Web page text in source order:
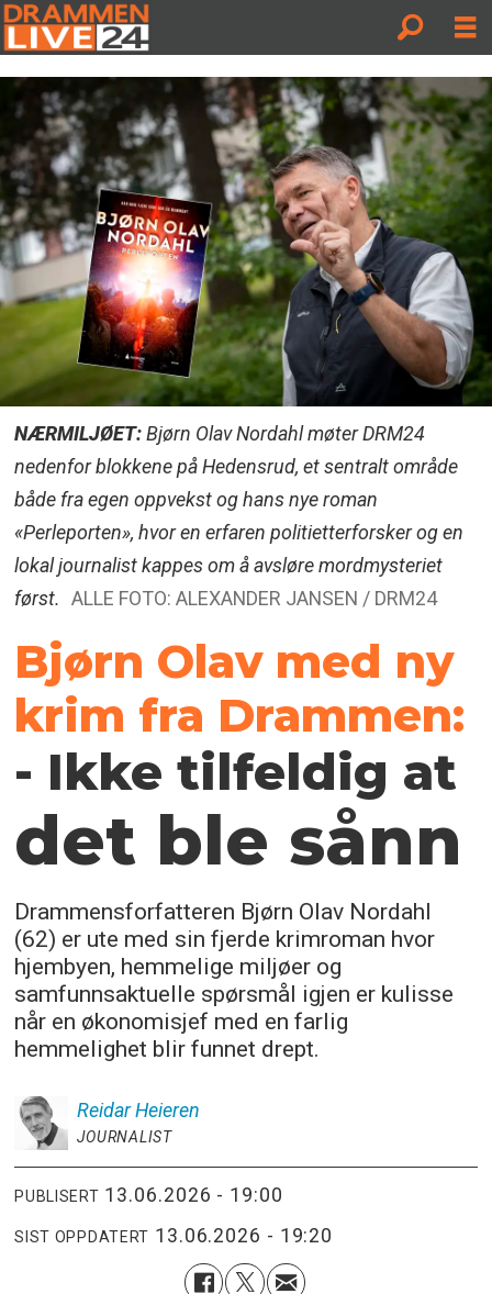
NÆRMILJØET:Bjørn Olav Nordahl møter DRM24
nedenfor blokkene på Hedensrud, et sentralt område
både fra egen oppvekst og hans nye roman
«Perleporten», hvor en erfaren politietterforsker og en
lokal journalist kappes om å avsløre mordmysteriet
først. ALLE FOTO: ALEXANDER JANSEN / DRM24
Bjørn Olav med ny
krim fra Drammen:
- Ikke tilfeldig at
det ble sånn
Drammensforfatteren Bjørn Olav Nordahl
(62) er ute med sin fjerde krimroman hvor
hjembyen, hemmelige miljøer og
samfunnsaktuelle spørsmål igjen er kulisse
når en økonomisjef med en farlig
hemmelighet blir funnet drept.
Reidar Heieren
JOURNALIST
PUBLISERT 13.06.2026 - 19:00
SIST OPPDATERT 13.06.2026 - 19:20